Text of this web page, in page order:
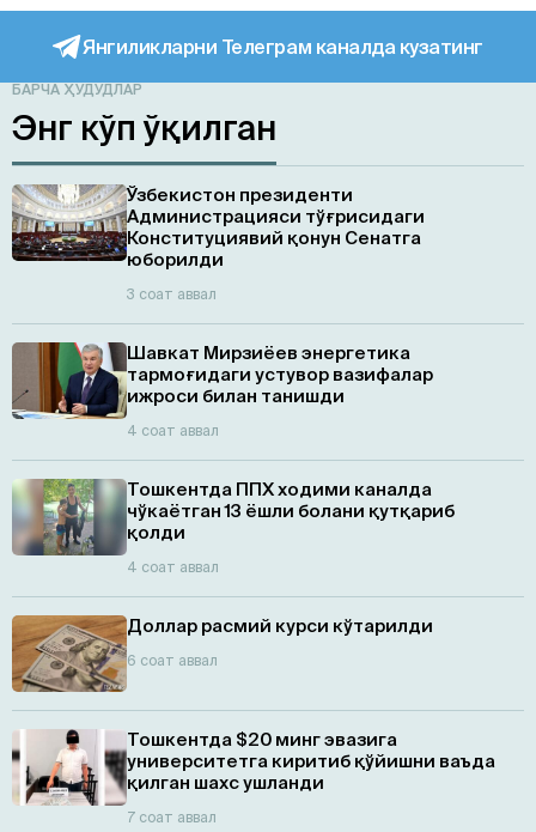
Янгиликларни Телеграм каналда кузатинг
БАРЧА ҲУДУДЛАР
Энг кўп ўқилган
Ўзбекистон президенти
Администрацияси тўғрисидаги
Конституциявий қонун Сенатга
юборилди
3 соат аввал
Шавкат Мирзиёев энергетика
тармоғидаги устувор вазифалар
ижроси билан танишди
4 соат аввал
Тошкентда ППХ ходими каналда
чўкаётган 13 ёшли болани қутқариб
қолди
4 соат аввал
Доллар расмий курси кўтарилди
6 соат аввал
Тошкентда $20 минг эвазига
университетга киритиб қўйишни ваъда
қилган шахс ушланди
7 соат аввал